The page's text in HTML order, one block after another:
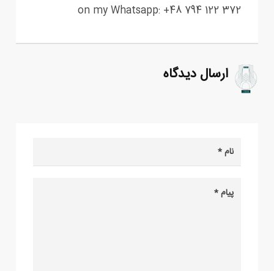
on my Whatsapp: +48 794 122 372
ارسال دیدگاه